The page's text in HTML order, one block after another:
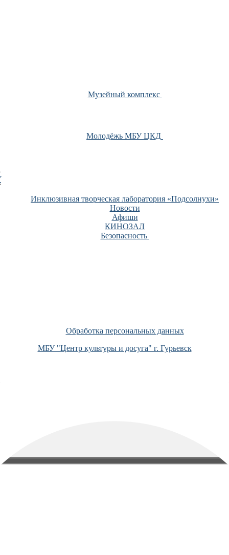
Музейный комплекс
Молодёжь МБУ ЦКД
Инклюзивная творческая лаборатория «Подсолнухи»
Новости
Афиши
КИНОЗАЛ
Безопасность
Обработка персональных данных
МБУ "Центр культуры и досуга" г. Гурьевск